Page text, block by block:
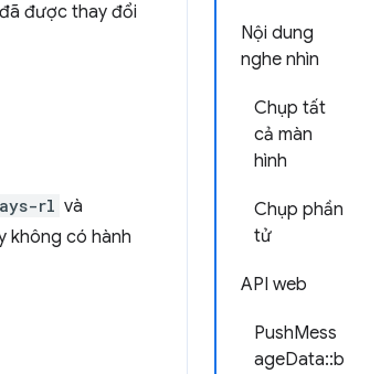
Nội dung
nghe nhìn
Chụp tất
cả màn
hình
Chụp phần
tử
API web
PushMess
ageData::b
được thay đổi
rl và
không có hành